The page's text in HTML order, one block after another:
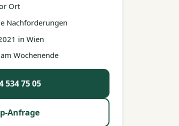
Ort
Nachforderungen
in Wien
Wochenende
534 75 05
Anfrage